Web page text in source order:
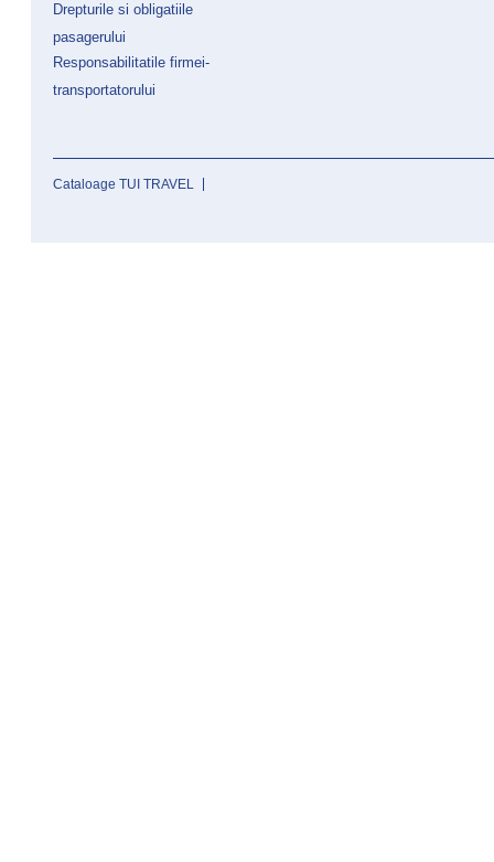
Drepturile si obligatiile
pasagerului
Responsabilitatile firmei-
transportatorului
Cataloage TUI TRAVEL